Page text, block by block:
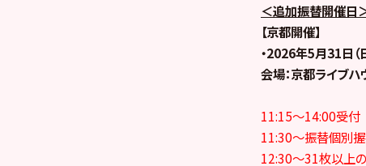
＜追加振替開催日
【京都開催】
・2026年5月31日（
会場：京都ライブハ
11:15〜14:00受付
11:30〜振替個別握
12:30〜31枚以上